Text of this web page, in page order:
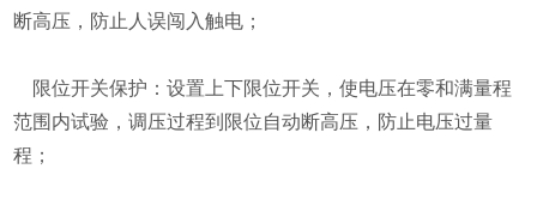
断高压，防止人误闯入触电；
限位开关保护：设置上下限位开关，使电压在零和满量程
范围内试验，调压过程到限位自动断高压，防止电压过量
程；